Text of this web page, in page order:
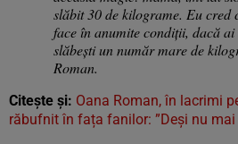
slăbit 30 de kilograme. Eu cred
face în anumite condiții, dacă
slăbești un număr mare de
Roman.
Citește și: Oana Roman, în lacrimi
răbufnit în fața fanilor: ”Deși nu